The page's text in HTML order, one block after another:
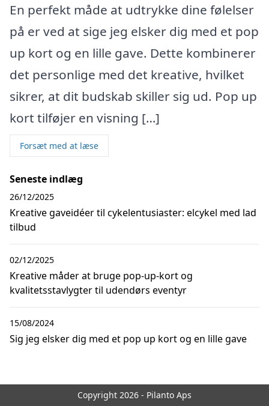
En perfekt måde at udtrykke dine følelser
på er ved at sige jeg elsker dig med et pop
up kort og en lille gave. Dette kombinerer
det personlige med det kreative, hvilket
sikrer, at dit budskab skiller sig ud. Pop up
kort tilføjer en visning […]
Forsæt med at læse
Seneste indlæg
Kreative gaveidéer til cykelentusiaster: elcykel med lad
tilbud
26/12/2025
Kreative måder at bruge pop-up-kort og
kvalitetsstavlygter til udendørs eventyr
02/12/2025
Sig jeg elsker dig med et pop up kort og en lille gave
15/08/2024
Copyright 2026 - Pilanto Aps